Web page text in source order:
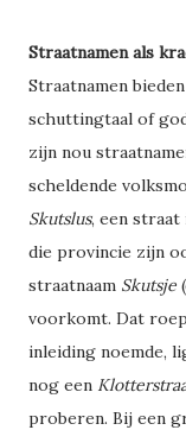
Straatnamen als
Straatnamen
schuttingtaal of
zijn nou
scheldende
Skutslus, een
die provincie zijn
straatnaam Skutsje
voorkomt. Dat
inleiding noemde,
nog een
proberen. Bij een